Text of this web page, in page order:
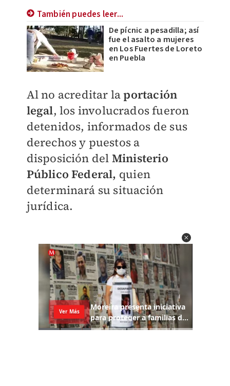
También puedes leer...
De pícnic a pesadilla; así
fue el asalto a mujeres
en Los Fuertes de Loreto
en Puebla
Al no acreditar laportación
legal, los involucrados fueron
detenidos, informados de sus
derechos y puestos a
disposición del Ministerio
Público Federal, quien
determinará su situación
jurídica.